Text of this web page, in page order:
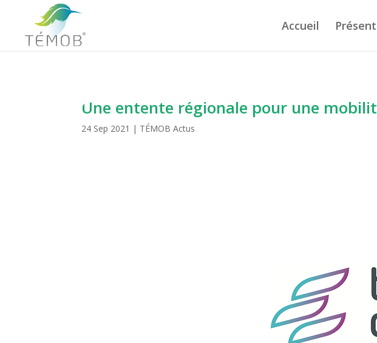
Accueil
Une entente régionale pour une
24 Sep 2021 | TÉMOB Actus